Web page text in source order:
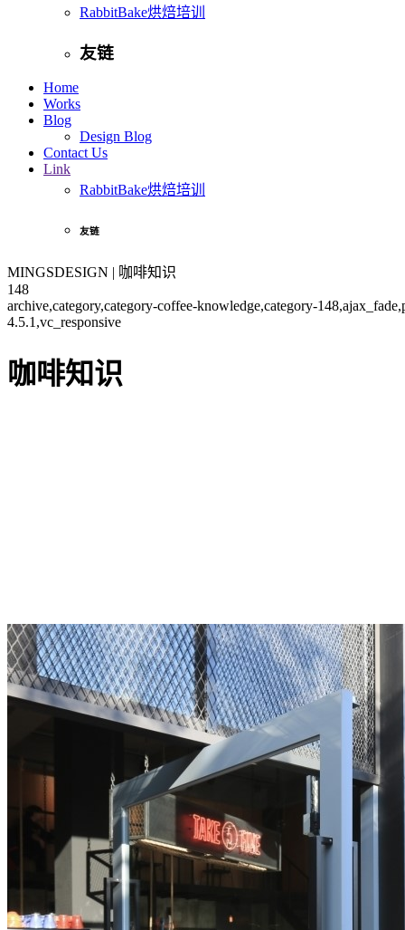
RabbitBake烘焙培训
友链
Home
Works
Blog
Design Blog
Contact Us
Link
RabbitBake烘焙培训
友链
MINGSDESIGN | 咖啡知识
148
archive,category,category-coffee-knowledge,category-
4.5.1,vc_responsive
咖啡知识